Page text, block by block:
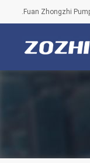
Fuan Zhongzhi